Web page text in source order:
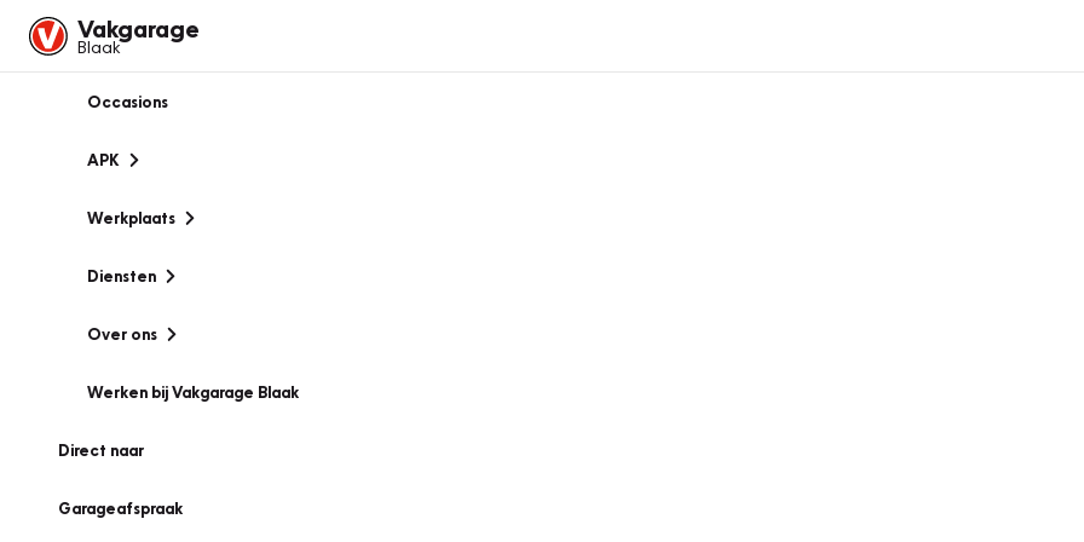
Vakgarage
Blaak
Occasions
APK
Werkplaats
Diensten
Over ons
Werken bij Vakgarage Blaak
Direct naar
Garageafspraak